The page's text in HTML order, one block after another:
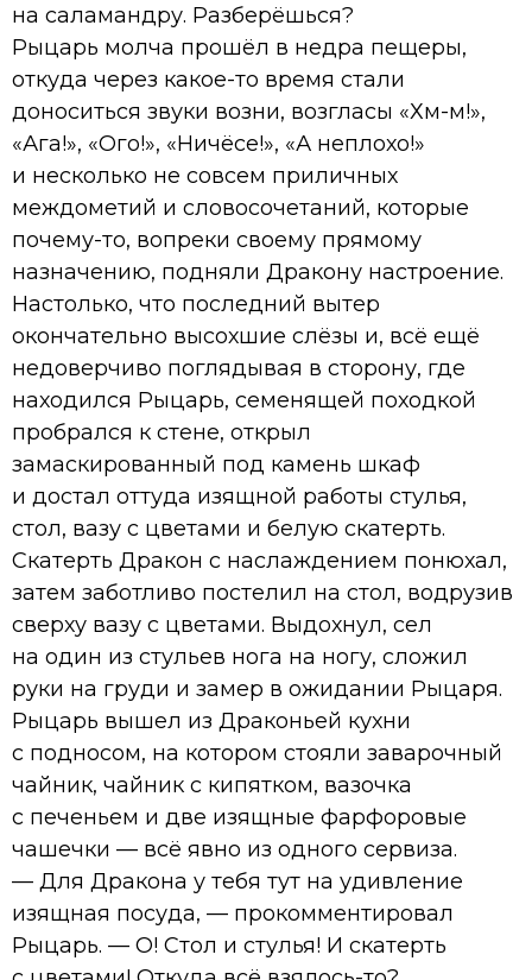
на саламандру. Разберёшься?
Рыцарь молча прошёл в недра пещеры,
откуда через какое-то время стали
доноситься звуки возни, возгласы «Хм-м!»,
«Ага!», «Ого!», «Ничёсе!», «А неплохо!»
и несколько не совсем приличных
междометий и словосочетаний, которые
почему-то, вопреки своему прямому
назначению, подняли Дракону настроение.
Настолько, что последний вытер
окончательно высохшие слёзы и, всё ещё
недоверчиво поглядывая в сторону, где
находился Рыцарь, семенящей походкой
пробрался к стене, открыл
замаскированный под камень шкаф
и достал оттуда изящной работы стулья,
стол, вазу с цветами и белую скатерть.
Скатерть Дракон с наслаждением понюхал,
затем заботливо постелил на стол, водрузив
сверху вазу с цветами. Выдохнул, сел
на один из стульев нога на ногу, сложил
руки на груди и замер в ожидании Рыцаря.
Рыцарь вышел из Драконьей кухни
с подносом, на котором стояли заварочный
чайник, чайник с кипятком, вазочка
с печеньем и две изящные фарфоровые
чашечки — всё явно из одного сервиза.
— Для Дракона у тебя тут на удивление
изящная посуда, — прокомментировал
Рыцарь. — О! Стол и стулья! И скатерть